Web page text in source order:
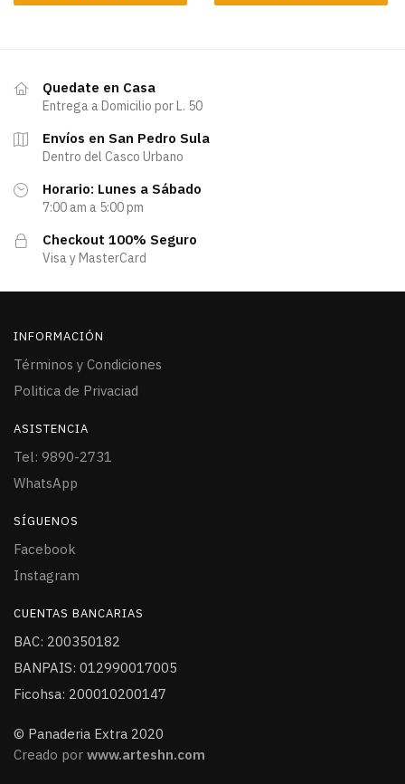
Quedate en Casa
Entrega a Domicilio por L. 50
Envíos en San Pedro Sula
Dentro del Casco Urbano
Horario: Lunes a Sábado
7:00 am a 5:00 pm
Checkout 100% Seguro
Visa y MasterCard
INFORMACIÓN
Términos y Condiciones
Politica de Privaciad
ASISTENCIA
Tel: 9890-2731
WhatsApp
SÍGUENOS
Facebook
Instagram
CUENTAS BANCARIAS
BAC: 200350182
BANPAIS: 012990017005
Ficohsa: 200010200147
© Panaderia Extra 2020
Creado por www.arteshn.com